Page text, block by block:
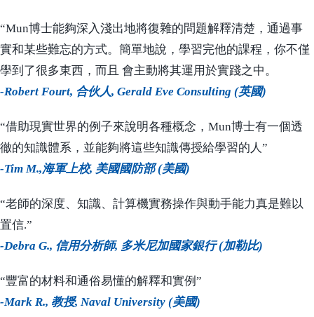
“Mun博士能夠深入淺出地將復雜的問題解釋清楚，通過事
實和某些難忘的方式。簡單地說，學習完他的課程，你不僅
學到了很多東西，而且 會主動將其運用於實踐之中。
-Robert Fourt, 合伙人, Gerald Eve Consulting (英國)
“借助現實世界的例子來說明各種概念，Mun博士有一個透
徹的知識體系，並能夠將這些知識傳授給學習的人”
-Tim M.,海軍上校, 美國國防部 (美國)
“老師的深度、知識、計算機實務操作與動手能力真是難以
置信.”
-Debra G., 信用分析師, 多米尼加國家銀行 (加勒比)
“豐富的材料和通俗易懂的解釋和實例”
-Mark R., 教授, Naval University (美國)